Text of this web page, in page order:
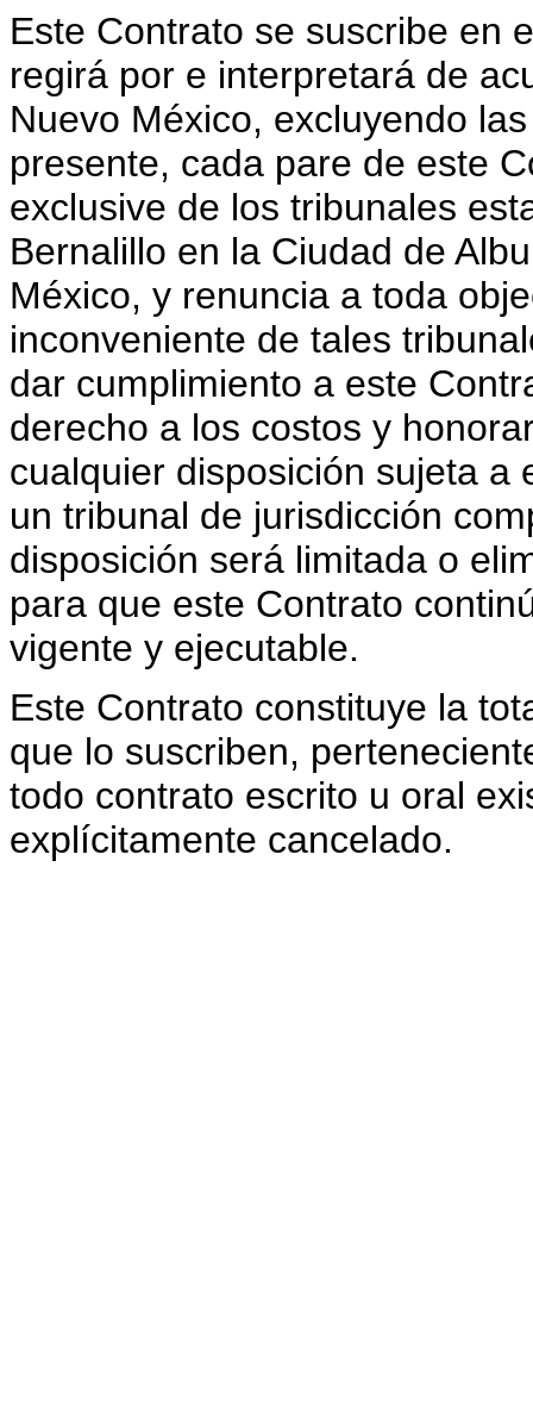
Este Contrato se suscribe en
regirá por e interpretará de
Nuevo México, excluyendo
presente, cada pare de este
exclusive de los tribunales
Bernalillo en la Ciudad de
México, y renuncia a toda
inconveniente de tales
dar cumplimiento a este
derecho a los costos y
cualquier disposición sujeta a
un tribunal de jurisdicción
disposición será limitada o
para que este Contrato
vigente y ejecutable.
Este Contrato constituye la
que lo suscriben,
todo contrato escrito u oral
explícitamente cancelado.